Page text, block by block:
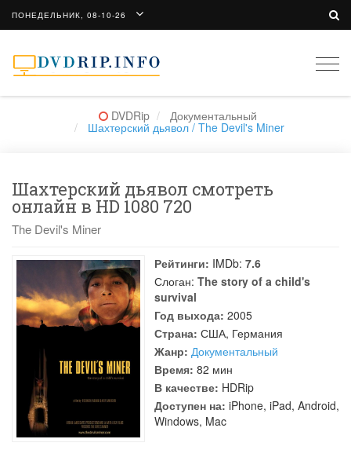
ПОНЕДЕЛЬНИК, 08-10-26
DVDRip Документальный
Шахтерский дьявол / The Devil's Miner
Шахтерский дьявол смотреть
онлайн в HD 1080 720
The Devil's Miner
Рейтинги: IMDb: 7.6
Слоган: The story of a child's
survival
Год выхода: 2005
Страна: США, Германия
Жанр: Документальный
Время: 82 мин
В качестве: HDRip
Доступен на: iPhone, iPad, Android,
Windows, Mac